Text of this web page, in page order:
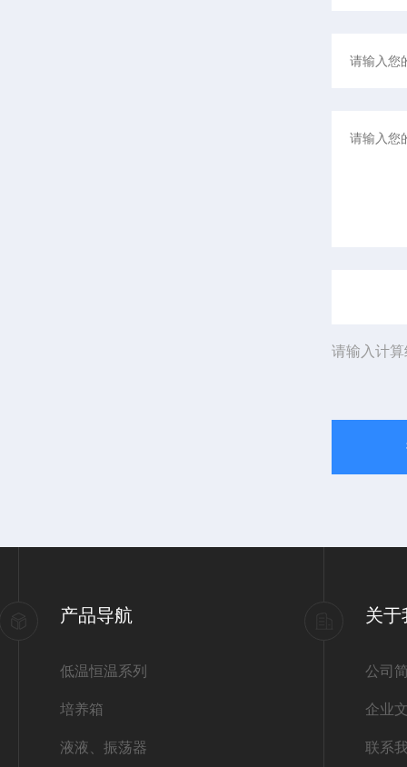
请输入计
产品导航
低温恒温系列
培养箱
液液、振荡器
关于
公司
企业
联系